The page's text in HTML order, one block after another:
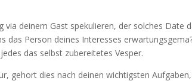
deinem Gast spekulieren, der solches Date
das Person deines Interesses
das selbst zubereitetes Vesper.
gehort dies nach deinen wichtigsten Aufgaben,